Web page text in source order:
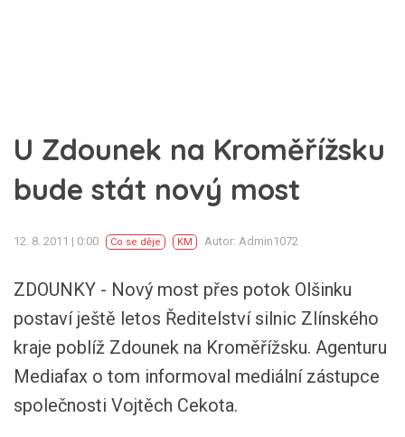
U Zdounek na Kroměřížsku
bude stát nový most
12. 8. 2011 | 0:00 Co se děje KM Autor: Admin1072
ZDOUNKY - Nový most přes potok Olšinku
postaví ještě letos Ředitelství silnic Zlínského
kraje poblíž Zdounek na Kroměřížsku. Agenturu
Mediafax o tom informoval mediální zástupce
společnosti Vojtěch Cekota.